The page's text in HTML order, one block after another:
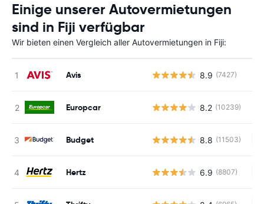
Einige unserer Autovermietungen
sind in Fiji verfügbar
Wir bieten einen Vergleich aller Autovermietungen in Fiji:
Avis 8.9 (7427)
Europcar 8.2 (10239)
Budget 8.8 (11503)
Hertz 6.9 (8807)